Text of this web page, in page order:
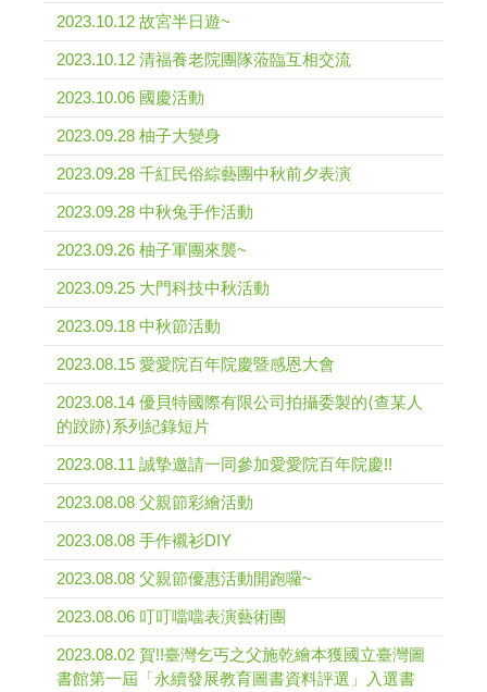
2023.10.12 故宮半日遊~
2023.10.12 清福養老院團隊蒞臨互相交流
2023.10.06 國慶活動
2023.09.28 柚子大變身
2023.09.28 千紅民俗綜藝團中秋前夕表演
2023.09.28 中秋兔手作活動
2023.09.26 柚子軍團來襲~
2023.09.25 大門科技中秋活動
2023.09.18 中秋節活動
2023.08.15 愛愛院百年院慶暨感恩大會
2023.08.14 優貝特國際有限公司拍攝委製的⟨查某人
的跤跡⟩系列紀錄短片
2023.08.11 誠摯邀請一同參加愛愛院百年院慶!!
2023.08.08 父親節彩繪活動
2023.08.08 手作襯衫DIY
2023.08.08 父親節優惠活動開跑囉~
2023.08.06 叮叮噹噹表演藝術團
2023.08.02 賀!!臺灣乞丐之父施乾繪本獲國立臺灣圖
書館第一屆「永續發展教育圖書資料評選」入選書